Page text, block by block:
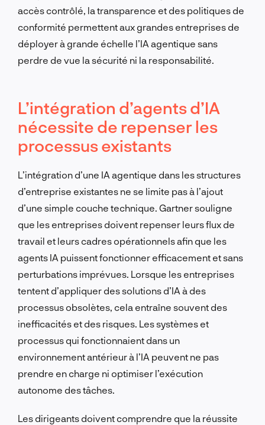
accès contrôlé, la transparence et des politiques de
conformité permettent aux grandes entreprises de
déployer à grande échelle l’IA agentique sans
perdre de vue la sécurité ni la responsabilité.
L’intégration d’agents d’IA
nécessite de repenser les
processus existants
L’intégration d’une IA agentique dans les structures
d’entreprise existantes ne se limite pas à l’ajout
d’une simple couche technique. Gartner souligne
que les entreprises doivent repenser leurs flux de
travail et leurs cadres opérationnels afin que les
agents IA puissent fonctionner efficacement et sans
perturbations imprévues. Lorsque les entreprises
tentent d’appliquer des solutions d’IA à des
processus obsolètes, cela entraîne souvent des
inefficacités et des risques. Les systèmes et
processus qui fonctionnaient dans un
environnement antérieur à l’IA peuvent ne pas
prendre en charge ni optimiser l’exécution
autonome des tâches.
Les dirigeants doivent comprendre que la réussite